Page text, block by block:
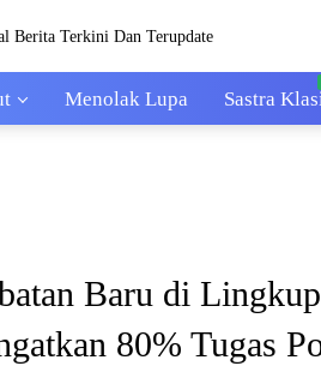
Menolak Lupa Sastra
Baru di
80% Tugas